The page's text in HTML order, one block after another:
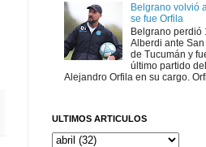
Belgrano volvió
se fue Orfila
Belgrano perdió
Alberdi ante San
de Tucumán y
último partido
Alejandro Orfila en su cargo.
ULTIMOS ARTICULOS